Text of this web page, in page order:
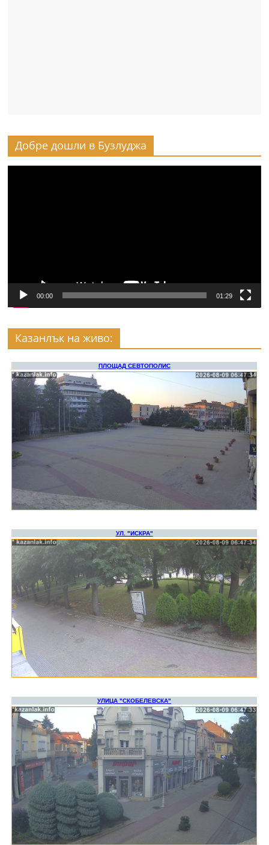
Добре дошли в Бузлуджа
00:00 01:29
Казанлък на живо: